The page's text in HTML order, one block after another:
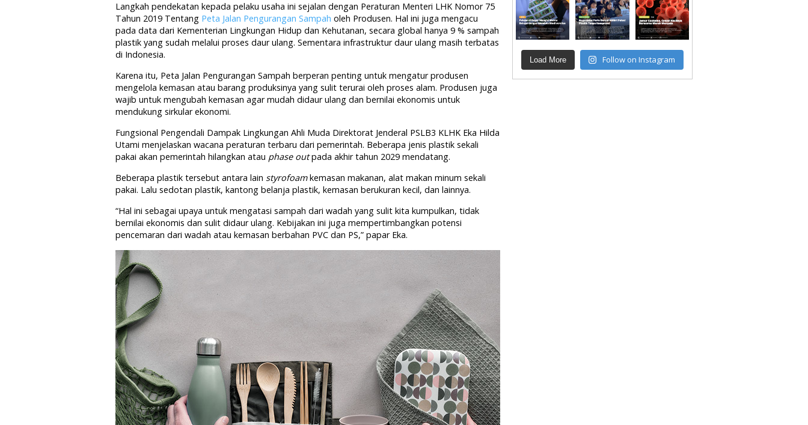
Langkah pendekatan kepada pelaku usaha ini sejalan dengan Peraturan Menteri LHK Nomor 75
Tahun 2019 Tentang Peta Jalan Pengurangan Sampah oleh Produsen. Hal ini juga mengacu
pada data dari Kementerian Lingkungan Hidup dan Kehutanan, secara global hanya 9 % sampah
plastik yang sudah melalui proses daur ulang. Sementara infrastruktur daur ulang masih terbatas
di Indonesia.
Karena itu, Peta Jalan Pengurangan Sampah berperan penting untuk mengatur produsen
mengelola kemasan atau barang produksinya yang sulit terurai oleh proses alam. Produsen juga
wajib untuk mengubah kemasan agar mudah didaur ulang dan bernilai ekonomis untuk
mendukung sirkular ekonomi.
Fungsional Pengendali Dampak Lingkungan Ahli Muda Direktorat Jenderal PSLB3 KLHK Eka Hilda
Utami menjelaskan wacana peraturan terbaru dari pemerintah. Beberapa jenis plastik sekali
pakai akan pemerintah hilangkan atau phase outpada akhir tahun 2029 mendatang.
Beberapa plastik tersebut antara lain styrofoamkemasan makanan, alat makan minum sekali
pakai. Lalu sedotan plastik, kantong belanja plastik, kemasan berukuran kecil, dan lainnya.
“Hal ini sebagai upaya untuk mengatasi sampah dari wadah yang sulit kita kumpulkan, tidak
bernilai ekonomis dan sulit didaur ulang. Kebijakan ini juga mempertimbangkan potensi
pencemaran dari wadah atau kemasan berbahan PVC dan PS,” papar Eka.
Load More Follow on Instagram